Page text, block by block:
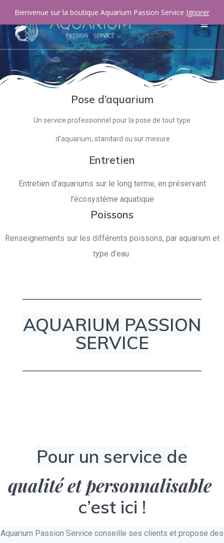
Pose d’aquarium
Un service professionnel pour la pose de tout type
d’aquarium, standard ou sur mesure
Entretien
Entretien d’aquariums sur le long terme, en préservant
l’écosystème aquatique
Poissons
Renseignements sur les différents poissons, par aquarium et
type d’eau
AQUARIUM PASSION
SERVICE
Pour un service de
qualité et personnalisable
c’est ici !
Aquarium Passion Service conseille ses clients et propose des
Bienvenue sur la boutique Aquarium Passion Service Ignorer